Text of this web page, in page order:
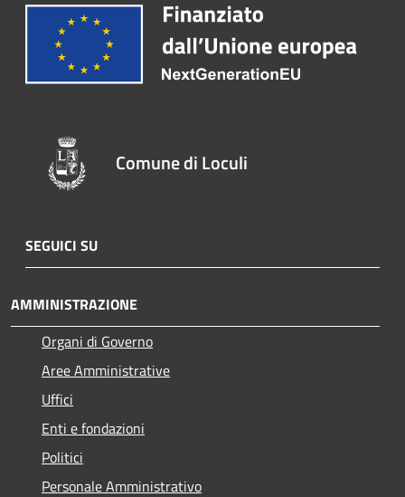
Comune di Loculi
SEGUICI SU
AMMINISTRAZIONE
Organi di Governo
Aree Amministrative
Uffici
Enti e fondazioni
Politici
Personale Amministrativo